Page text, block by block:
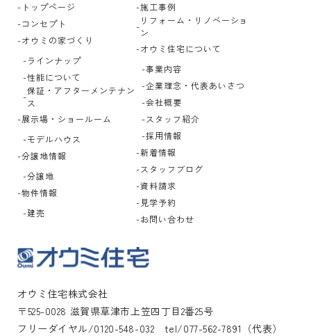
オウミ住宅株式会社
〒525-0028 滋賀県草津市上笠四丁目2番25号
フリーダイヤル/0120-548-032 tel/077-562-7891（代表）
トップページ
コンセプト
オウミの家づくり
ラインナップ
性能について
保証・アフターメンテナン
ス
展示場・ショールーム
モデルハウス
分譲地情報
分譲地
物件情報
建売
施工事例
リフォーム・リノベーショ
ン
オウミ住宅について
事業内容
企業理念・代表あいさつ
会社概要
スタッフ紹介
採用情報
新着情報
スタッフブログ
資料請求
見学予約
お問い合わせ